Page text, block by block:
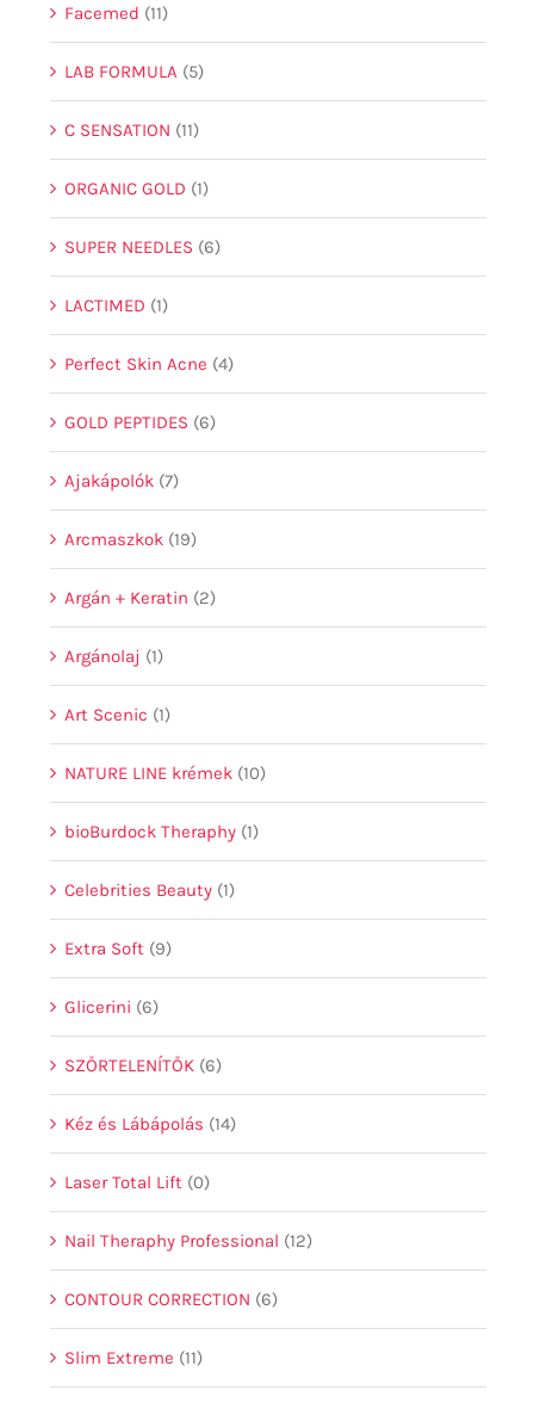
Facemed (11)
LAB FORMULA (5)
C SENSATION (11)
ORGANIC GOLD (1)
SUPER NEEDLES (6)
LACTIMED (1)
Perfect Skin Acne (4)
GOLD PEPTIDES (6)
Ajakápolók (7)
Arcmaszkok (19)
Argán + Keratin (2)
Argánolaj (1)
Art Scenic (1)
NATURE LINE krémek (10)
bioBurdock Theraphy (1)
Celebrities Beauty (1)
Extra Soft (9)
Glicerini (6)
SZŐRTELENÍTŐK (6)
Kéz és Lábápolás (14)
Laser Total Lift (0)
Nail Theraphy Professional (12)
CONTOUR CORRECTION (6)
Slim Extreme (11)